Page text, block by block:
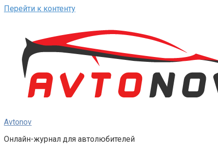
Перейти к контенту
Avtonov
Онлайн-журнал для автолюбителей